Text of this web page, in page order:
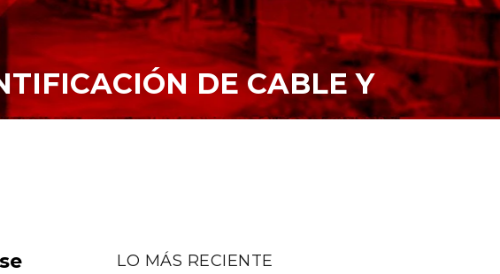
DE CABLE Y
LO MÁS RECIENTE